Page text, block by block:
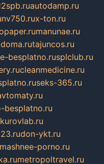
autodamp.ru
nv750.rux-ton.ru
manunae.ru
tajuncos.ru
besplatno.rusplclub.ru
cleanmedicine.ru
seks-365.ru
besplatno.ru
don-ykt.ru
porno.ru
metropoltravel.ru